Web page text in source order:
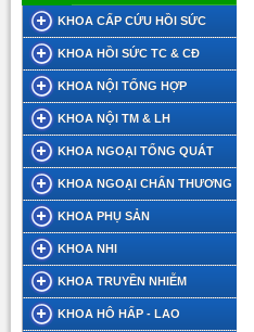
KHOA CẤP CỨU HỒI SỨC
KHOA HỒI SỨC TC & CĐ
KHOA NỘI TỔNG HỢP
KHOA NỘI TM & LH
KHOA NGOẠI TỔNG QUÁT
KHOA NGOẠI CHẤN THƯƠNG
KHOA PHỤ SẢN
KHOA NHI
KHOA TRUYỀN NHIỄM
KHOA HÔ HẤP - LAO